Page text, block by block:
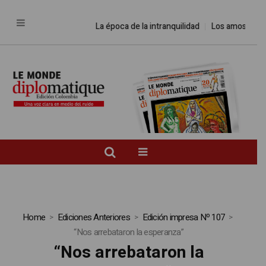
La época de la intranquilidad Los amos del
Home Ediciones Anteriores
Edición impresa Nº 107
“Nos arrebataron la esperanza”
“Nos arrebataron la